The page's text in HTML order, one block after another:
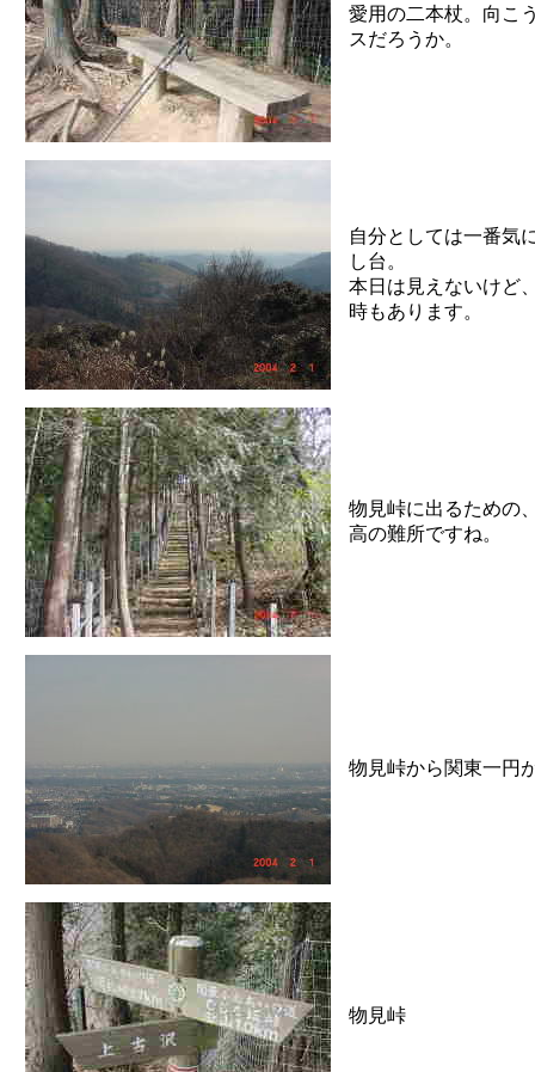
愛用の二本杖。向こ
スだろうか。
自分としては一番気
し台。
本日は見えないけど
時もあります。
物見峠に出るための
高の難所ですね。
物見峠から関東一円
物見峠